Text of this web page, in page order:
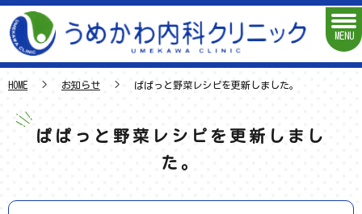
MENU
HOME お知らせ ぱぱっと野菜レシピを更新しました。
ぱぱっと野菜レシピを更新しまし
た。